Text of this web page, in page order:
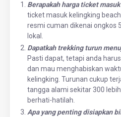
Berapakah harga ticket
ticket masuk kelingking
resmi cuman dikenai ongkos
lokal.
Dapatkah trekking turun
Pasti dapat, tetapi anda
dan mau menghabiskan
kelingking. Turunan cukup
tangga alami sekitar 300
berhati-hatilah.
Apa yang penting disiapkan